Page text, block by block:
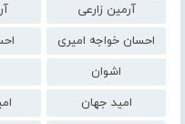
آرمین زارعی
احسان خواجه امیری
اشوان
امید جهان